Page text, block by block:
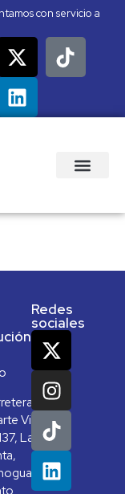
con servicio a
Vieja
La
Redes
sociales